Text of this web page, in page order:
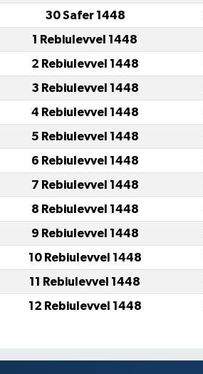
30 Safer 1448
1 Rebiulevvel 1448
2 Rebiulevvel 1448
3 Rebiulevvel 1448
4 Rebiulevvel 1448
5 Rebiulevvel 1448
6 Rebiulevvel 1448
7 Rebiulevvel 1448
8 Rebiulevvel 1448
9 Rebiulevvel 1448
10 Rebiulevvel 1448
11 Rebiulevvel 1448
12 Rebiulevvel 1448